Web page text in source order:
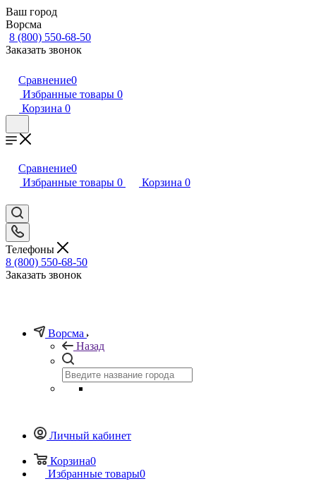
Ваш город
Ворсма
8 (800) 550-68-50
Заказать звонок
Сравнение0
Избранные товары 0
Корзина 0
Сравнение0
Избранные товары 0 Корзина 0
Телефоны
8 (800) 550-68-50
Заказать звонок
Ворсма
Назад
Личный кабинет
Корзина0
Избранные товары0